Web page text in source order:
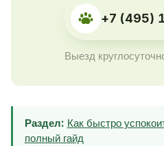
+7 (495)
Выезд
Раздел: Как быстро
полный гайд